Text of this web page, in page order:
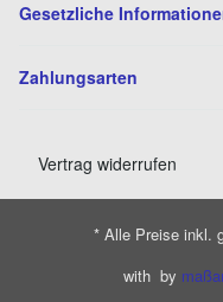
Gesetzliche
Zahlungsarten
Vertrag widerrufen
* Alle Preise inkl.
with by